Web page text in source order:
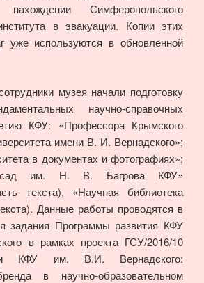
Симферопольского
в эвакуации. Копии этих
уже используются в обновленной
музея начали подготовку
научно-справочных
КФУ: «Профессора Крымского
имени В. И. Вернадского»;
в документах и фотографиях»;
сад им. Н. В. Багрова КФУ»
текста), «Научная библиотека
Данные работы проводятся в
задания Программы развития КФУ
в рамках проекта ГСУ/2016/10
КФУ им. В.И. Вернадского:
в научно-образовательном